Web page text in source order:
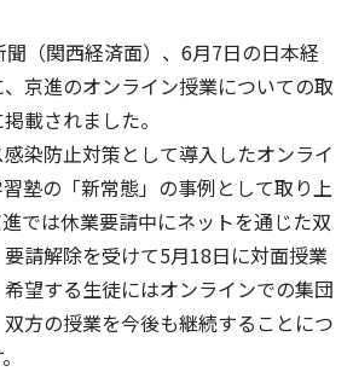
す姿
社
所
活動
ロジェクト
ーラム
まへ
ポリシー
ンフレット
募集
ついて
Ltd. All rights reserved.
（関西経済面）、6月7日の日本経
京進のオンライン授業についての取
載されました。
染防止対策として導入したオンライ
塾の「新常態」の事例として取り上
では休業要請中にネットを通じた双
請解除を受けて5月18日に対面授業
望する生徒にはオンラインでの集団
方の授業を今後も継続することにつ